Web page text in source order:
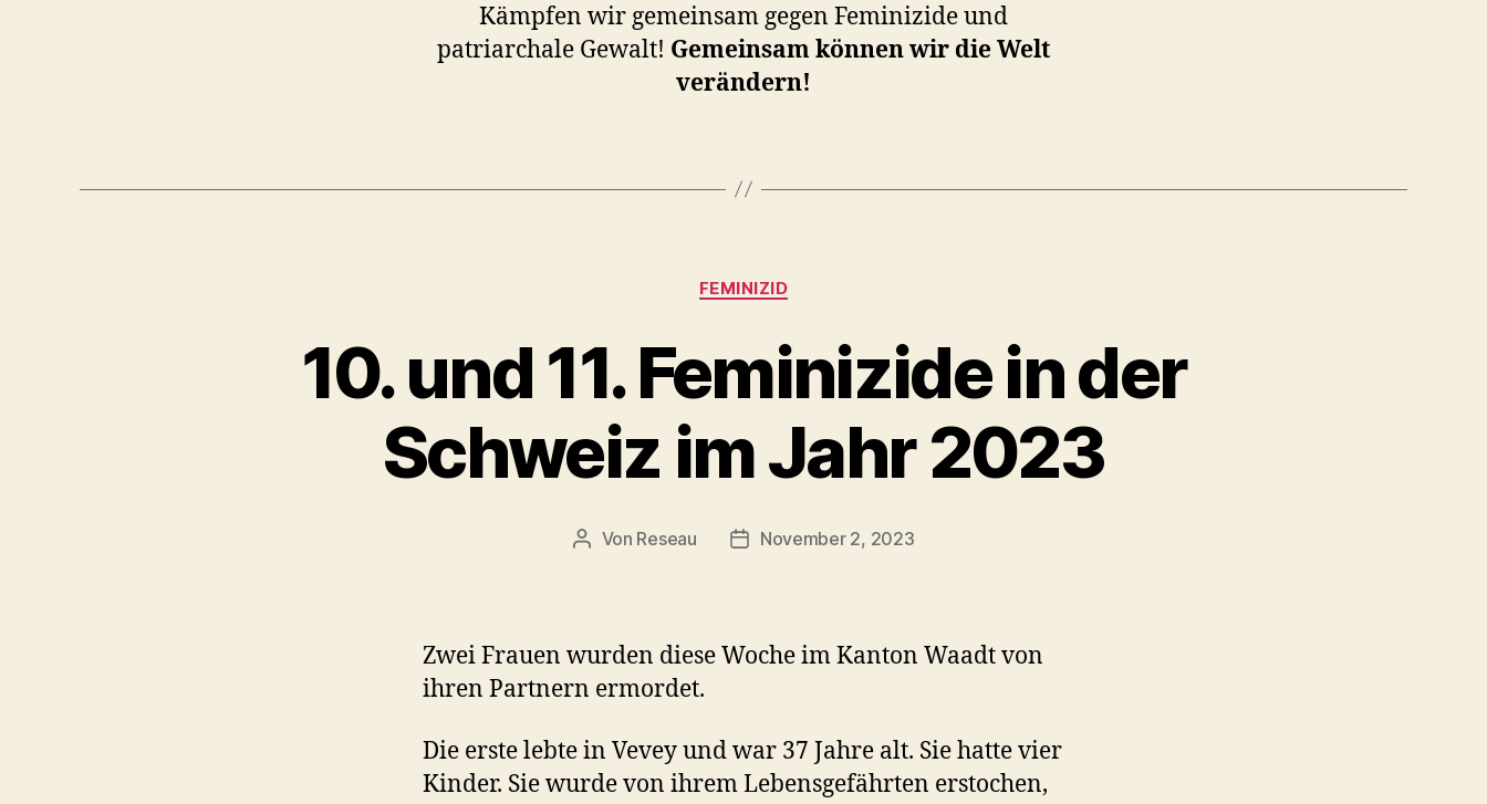
Kämpfen wir gemeinsam gegen Feminizide und
patriarchale Gewalt! Gemeinsam können wir die Welt
verändern!
Kategorien
FEMINIZID
10. und 11. Feminizide in der
Schweiz im Jahr 2023
Beitragsautor
Von Reseau Veröffentlichungsdatum
November 2, 2023
Zwei Frauen wurden diese Woche im Kanton Waadt von
ihren Partnern ermordet.
Die erste lebte in Vevey und war 37 Jahre alt. Sie hatte vier
Kinder. Sie wurde von ihrem Lebensgefährten erstochen,